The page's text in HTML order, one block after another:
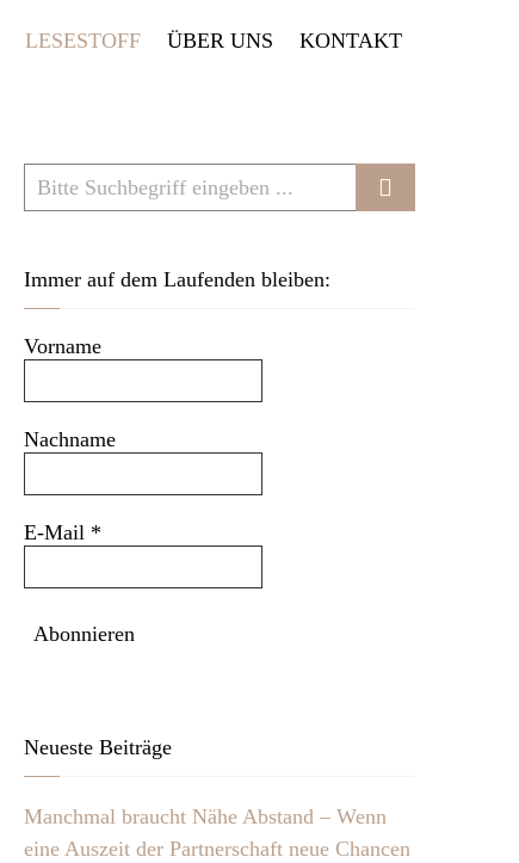
LESESTOFF ÜBER UNS KONTAKT
Immer auf dem Laufenden bleiben:
Vorname
Nachname
E-Mail *
Neueste Beiträge
Manchmal braucht Nähe Abstand – Wenn
eine Auszeit der Partnerschaft neue Chancen